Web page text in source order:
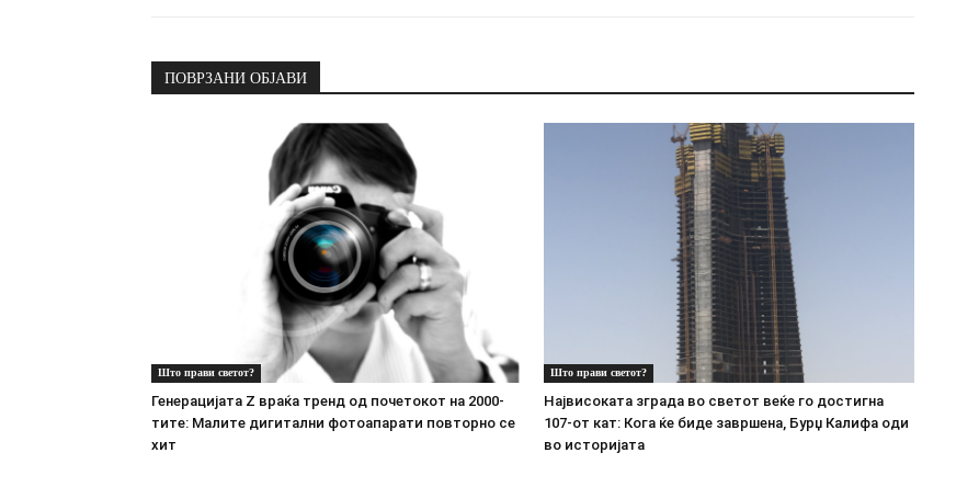
ПОВРЗАНИ ОБЈАВИ
Што прави светот?
Генерацијата Z враќа тренд од почетокот на 2000-
тите: Малите дигитални фотоапарати повторно се
хит
Што прави светот?
Највисоката зграда во светот веќе го достигна
107-от кат: Кога ќе биде завршена, Бурџ Калифа оди
во историјата